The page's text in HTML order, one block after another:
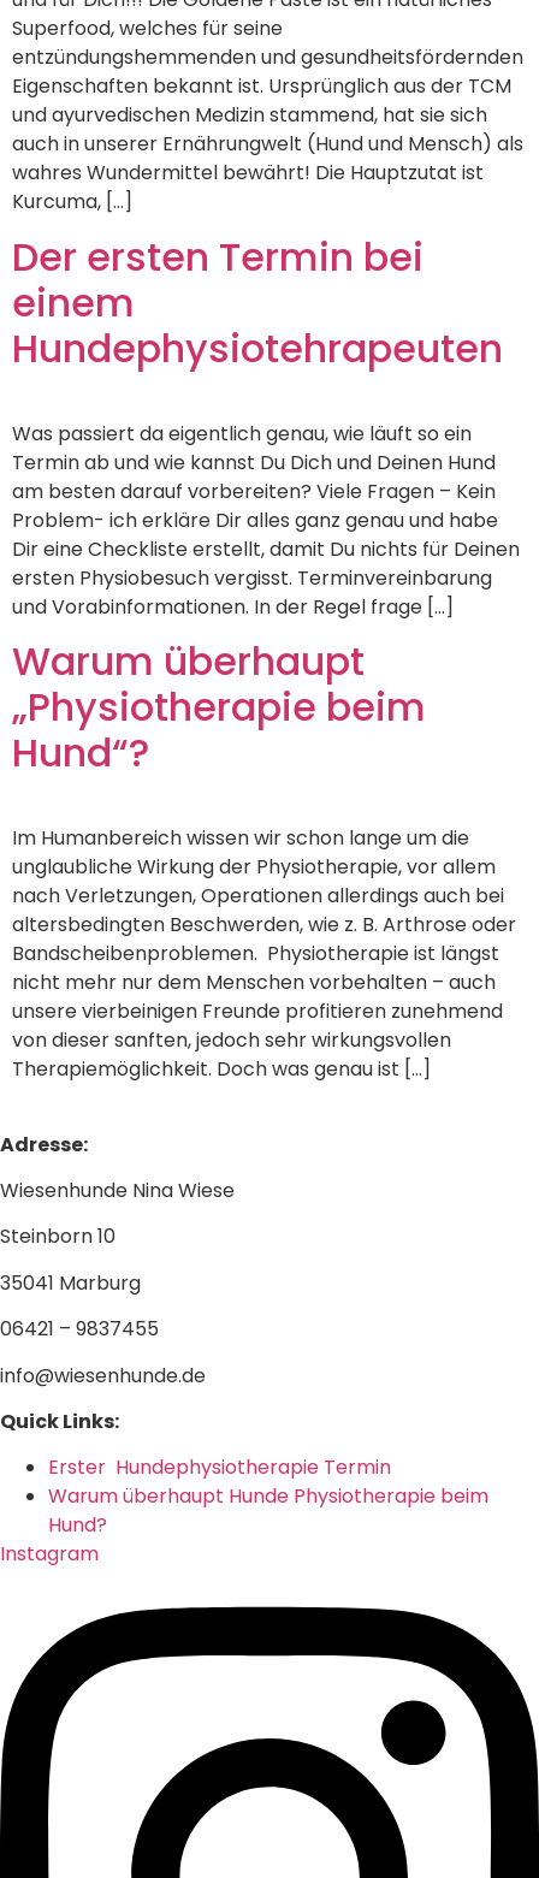
Superfood, welches für seine
entzündungshemmenden und gesundheitsfördernden
Eigenschaften bekannt ist. Ursprünglich aus der TCM
und ayurvedischen Medizin stammend, hat sie sich
auch in unserer Ernährungwelt (Hund und Mensch) als
wahres Wundermittel bewährt! Die Hauptzutat ist
Kurcuma, […]
Der ersten Termin bei
einem
Hundephysiotehrapeuten
Was passiert da eigentlich genau, wie läuft so ein
Termin ab und wie kannst Du Dich und Deinen Hund
am besten darauf vorbereiten? Viele Fragen – Kein
Problem- ich erkläre Dir alles ganz genau und habe
Dir eine Checkliste erstellt, damit Du nichts für Deinen
ersten Physiobesuch vergisst. Terminvereinbarung
und Vorabinformationen. In der Regel frage […]
Warum überhaupt
„Physiotherapie beim
Hund“?
Im Humanbereich wissen wir schon lange um die
unglaubliche Wirkung der Physiotherapie, vor allem
nach Verletzungen, Operationen allerdings auch bei
altersbedingten Beschwerden, wie z. B. Arthrose oder
Bandscheibenproblemen. Physiotherapie ist längst
nicht mehr nur dem Menschen vorbehalten – auch
unsere vierbeinigen Freunde profitieren zunehmend
von dieser sanften, jedoch sehr wirkungsvollen
Therapiemöglichkeit. Doch was genau ist […]
Adresse:
Wiesenhunde Nina Wiese
Steinborn 10
35041 Marburg
06421 – 9837455
info@wiesenhunde.de
Quick Links:
Erster Hundephysiotherapie Termin
Warum überhaupt Hunde Physiotherapie beim
Hund?
Instagram